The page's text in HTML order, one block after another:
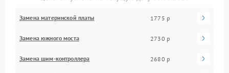
Замена материнской платы 1775 р
Замена южного моста 2730 р
Замена шим-контроллера 2680 р